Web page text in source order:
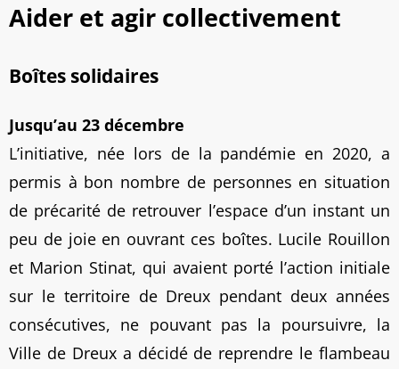
Aider et agir collectivement
Boîtes solidaires
Jusqu’au 23 décembre
L’initiative, née lors de la pandémie en 2020, a
permis à bon nombre de personnes en situation
de précarité de retrouver l’espace d’un instant un
peu de joie en ouvrant ces boîtes. Lucile Rouillon
et Marion Stinat, qui avaient porté l’action initiale
sur le territoire de Dreux pendant deux années
consécutives, ne pouvant pas la poursuivre, la
Ville de Dreux a décidé de reprendre le flambeau